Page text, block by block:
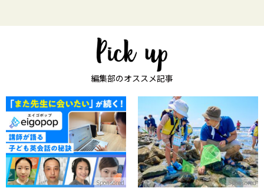
編集部のオススメ記事
Sponsored Sponsored